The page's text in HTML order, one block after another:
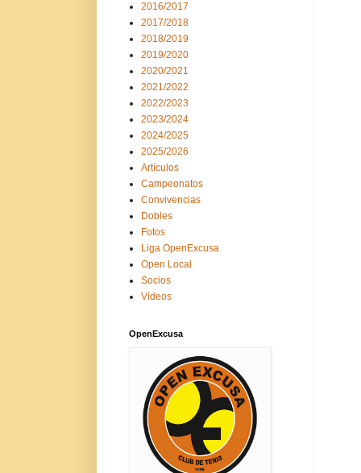
2016/2017
2017/2018
2018/2019
2019/2020
2020/2021
2021/2022
2022/2023
2023/2024
2024/2025
2025/2026
Artículos
Campeonatos
Convivencias
Dobles
Fotos
Liga OpenExcusa
Open Local
Socios
Vídeos
OpenExcusa